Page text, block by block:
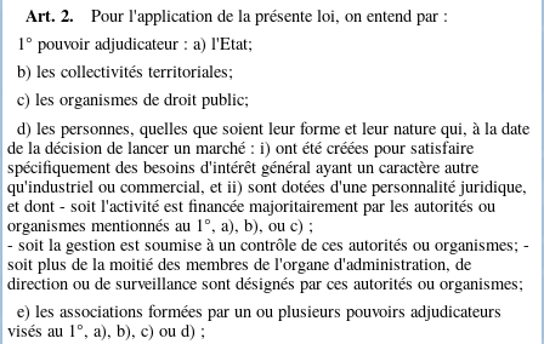
Art. 2.
Pour l'application de la présente loi, on entend par :
1° pouvoir adjudicateur : a) l'Etat;
b) les collectivités territoriales;
c) les organismes de droit public;
d) les personnes, quelles que soient leur forme et leur nature qui, à la date
de la décision de lancer un marché : i) ont été créées pour satisfaire
spécifiquement des besoins d'intérêt général ayant un caractère autre
qu'industriel ou commercial, et ii) sont dotées d'une personnalité juridique,
et dont - soit l'activité est financée majoritairement par les autorités ou
organismes mentionnés au 1°, a), b), ou c) ;
- soit la gestion est soumise à un contrôle de ces autorités ou organismes; -
soit plus de la moitié des membres de l'organe d'administration, de
direction ou de surveillance sont désignés par ces autorités ou organismes;
e) les associations formées par un ou plusieurs pouvoirs adjudicateurs
visés au 1°, a), b), c) ou d) ;